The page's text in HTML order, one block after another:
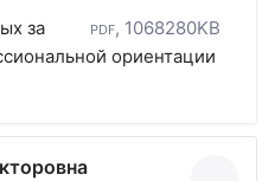
pdf, 1068280KB
за
ориентации